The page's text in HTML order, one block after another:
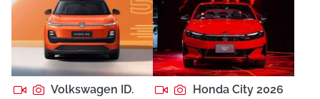
Volkswagen ID.
Honda City 2026